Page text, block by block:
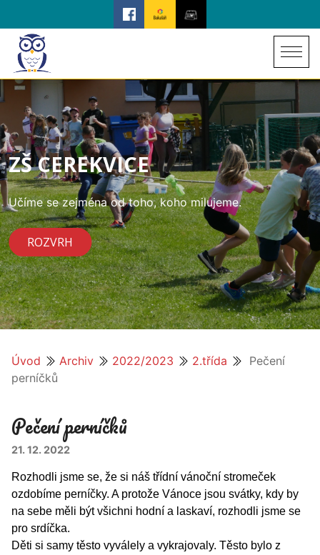
ZŠ CEREKVICE
Učíme se zejména od toho, koho milujeme.
ROZVRH
Úvod Archiv 2022/2023 2.třída
Pečení
perníčků
Pečení perníčků
21. 12. 2022
Rozhodli jsme se, že si náš třídní vánoční stromeček
ozdobíme perníčky. A protože Vánoce jsou svátky, kdy by
na sebe měli být všichni hodní a laskaví, rozhodli jsme se
pro srdíčka.
Děti si samy těsto vyválely a vykrajovaly. Těsto bylo z